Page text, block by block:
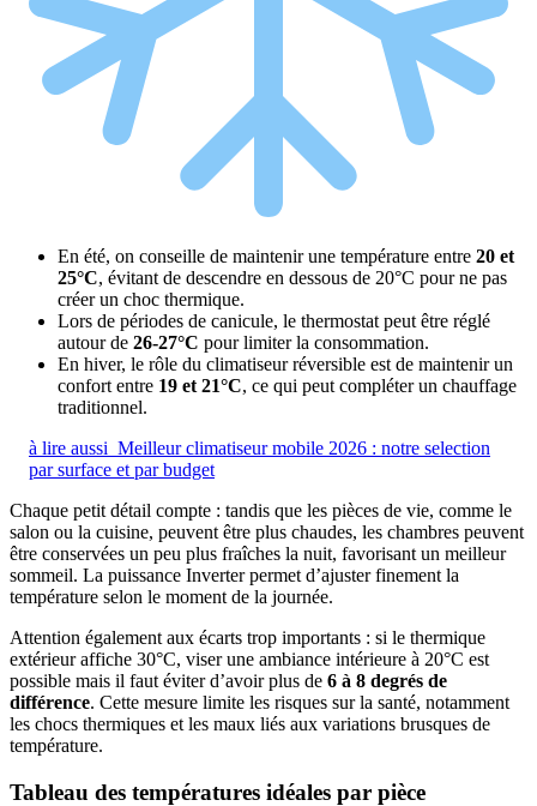
En été, on conseille de maintenir une température entre 20 et
25°C, évitant de descendre en dessous de 20°C pour ne pas
créer un choc thermique.
Lors de périodes de canicule, le thermostat peut être réglé
autour de 26-27°C pour limiter la consommation.
En hiver, le rôle du climatiseur réversible est de maintenir un
confort entre 19 et 21°C, ce qui peut compléter un chauffage
traditionnel.
à lire aussi Meilleur climatiseur mobile 2026 : notre selection
par surface et par budget
Chaque petit détail compte : tandis que les pièces de vie, comme le
salon ou la cuisine, peuvent être plus chaudes, les chambres peuvent
être conservées un peu plus fraîches la nuit, favorisant un meilleur
sommeil. La puissance Inverter permet d’ajuster finement la
température selon le moment de la journée.
Attention également aux écarts trop importants : si le thermique
extérieur affiche 30°C, viser une ambiance intérieure à 20°C est
possible mais il faut éviter d’avoir plus de 6 à 8 degrés de
différence. Cette mesure limite les risques sur la santé, notamment
les chocs thermiques et les maux liés aux variations brusques de
température.
Tableau des températures idéales par pièce